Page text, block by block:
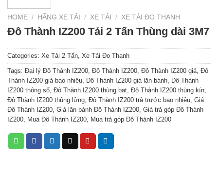
HOME / HÃNG XE TẢI / XE TẢI / XE TẢI ĐO THANH
Đô Thành IZ200 Tải 2 Tấn Thùng dài 3M7
Categories: Xe Tải 2 Tấn, Xe Tải Đo Thanh
Tags: Đại lý Đô Thành IZ200, Đô Thành IZ200, Đô Thành IZ200 giá, Đô
Thành IZ200 giá bao nhiêu, Đô Thành IZ200 giá lăn bánh, Đô Thành
IZ200 thông số, Đô Thành IZ200 thùng bạt, Đô Thành IZ200 thùng kín,
Đô Thành IZ200 thùng lửng, Đô Thành IZ200 trả trước bao nhiêu, Giá
Đô Thành IZ200, Giá lăn bánh Đô Thành IZ200, Giá trả góp Đô Thành
IZ200, Mua Đô Thành IZ200, Mua trả góp Đô Thành IZ200